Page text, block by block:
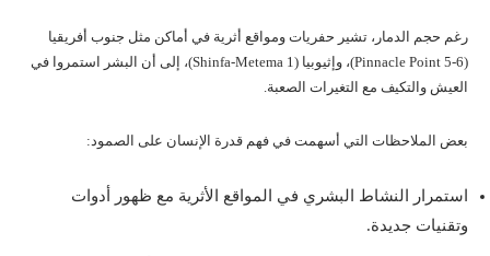
رغم حجم الدمار، تشير حفريات ومواقع أثرية في أماكن مثل جنوب أفريقيا
(Pinnacle Point 5-6)، وإثيوبيا (Shinfa-Metema 1)، إلى أن البشر استمروا في
العيش والتكيف مع التغيرات الصعبة.
بعض الملاحظات التي أسهمت في فهم قدرة الإنسان على الصمود:
استمرار النشاط البشري في المواقع الأثرية مع ظهور أدوات
وتقنيات جديدة.